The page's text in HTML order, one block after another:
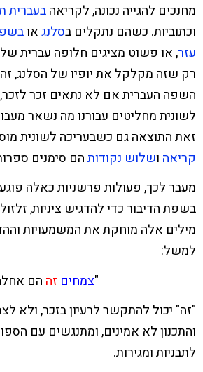
מחנכים להגייה נכונה, לקריאהבעברית
וכתוביות. כשהם נתקלים בסלנגאו
עזר, או פשוט מציגים חלופה עברית
רק שזה מקלקל את יופיו של הסלנג,
השפה העברית אם לא נתאים זכר
לשונית מחליטים עבורנו מה נשאר
זאת התוצאה גם כשבעריכה לשונית
קריאה ושלוש נקודותהם סימנים
מעבר לכך, פעולות פרשניות כאלה
בשפת הדיבור כדי להדגיש ציניות,
מילים אלה מוחקת את המשמעויות
למשל:
"צמחיםזה הם
"זה" יכול להתקשר לרעיון בזכר,
והתכנון לא אמינים, ומתנגשים עם
לתבניות ומגירות.